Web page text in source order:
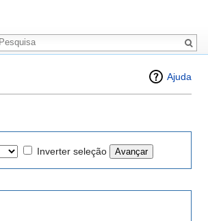
Ajuda
Inverter seleção